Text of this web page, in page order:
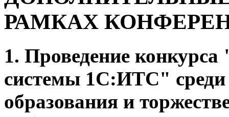
РАМКАХ
1. Проведение
системы 1С:ИТС" среди
образования и